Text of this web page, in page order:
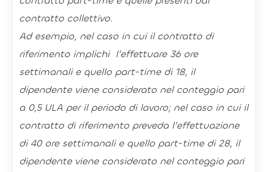
contratto collettivo.
Ad esempio, nel caso in cui il contratto di
riferimento implichi l’effettuare 36 ore
settimanali e quello part-time di 18, il
dipendente viene considerato nel conteggio pari
a 0,5 ULA per il periodo di lavoro; nel caso in cui il
contratto di riferimento preveda l’effettuazione
di 40 ore settimanali e quello part-time di 28, il
dipendente viene considerato nel conteggio pari